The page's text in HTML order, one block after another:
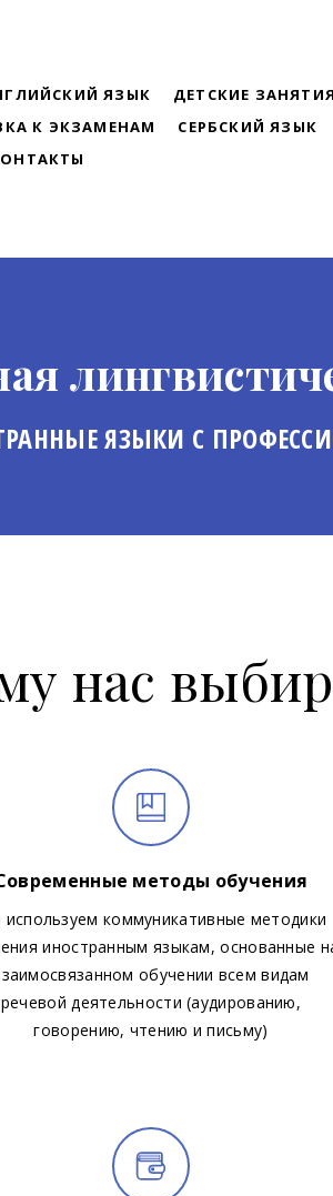
ЯЗЫК
ДЕТСКИЕ ЗАНЯТИЯ
К ЭКЗАМЕНАМ
СЕРБСКИЙ ЯЗЫК
ЯЗЫКИ С
нас
методы обучения
коммуникативные методики
иностранным языкам, основанные
обучении всем видам
речевой деятельности (аудированию,
говорению, чтению и письму)